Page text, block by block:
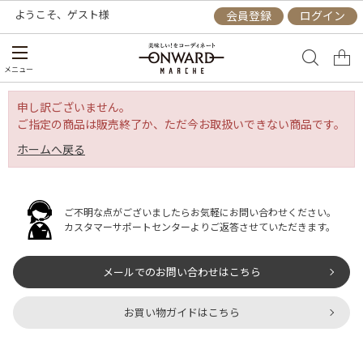
ようこそ、 ゲスト様 会員登録 ログイン
メニュー
申し訳ございません。
ご指定の商品は販売終了か、ただ今お取扱いできない商品です。
ホームへ戻る
ご不明な点がございましたらお気軽にお問い合わせください。
カスタマーサポートセンターよりご返答させていただきます。
メールでのお問い合わせはこちら
お買い物ガイドはこちら